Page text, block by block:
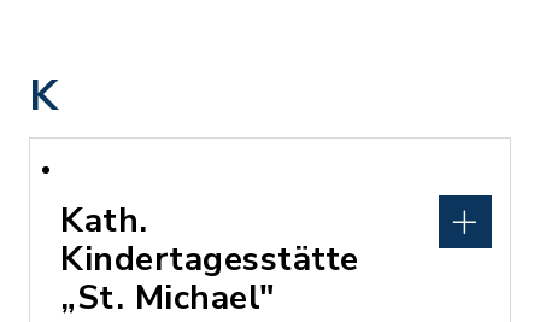
K
Kath.
Kindertagesstätte
„St. Michael"